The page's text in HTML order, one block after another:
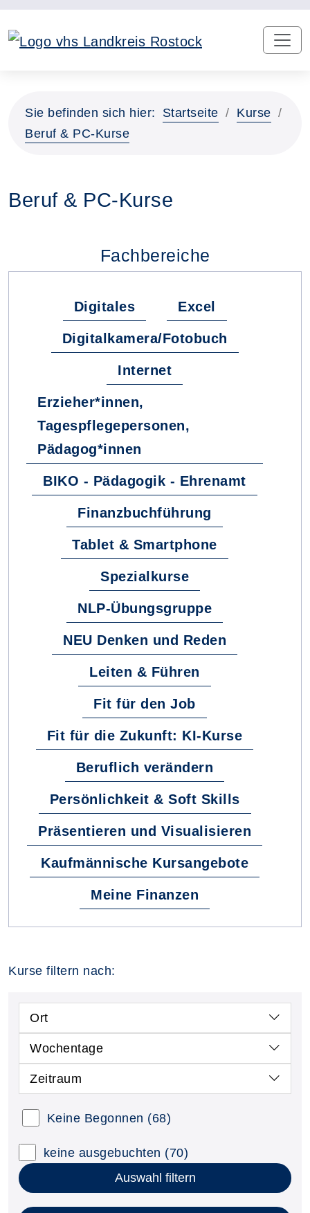
Sie befinden sich hier: Startseite
Kurse
Beruf & PC-Kurse
Beruf & PC-Kurse
Fachbereiche
Digitales Excel
Digitalkamera/Fotobuch
Internet
Erzieher*innen,
Tagespflegepersonen,
Pädagog*innen
BIKO - Pädagogik - Ehrenamt
Finanzbuchführung
Tablet & Smartphone
Spezialkurse
NLP-Übungsgruppe
NEU Denken und Reden
Leiten & Führen
Fit für den Job
Fit für die Zukunft: KI-Kurse
Beruflich verändern
Persönlichkeit & Soft Skills
Präsentieren und Visualisieren
Kaufmännische Kursangebote
Meine Finanzen
Kurse filtern nach:
Ort
Wochentage
Zeitraum
Keine Begonnen (68)
keine ausgebuchten (70)
Auswahl filtern